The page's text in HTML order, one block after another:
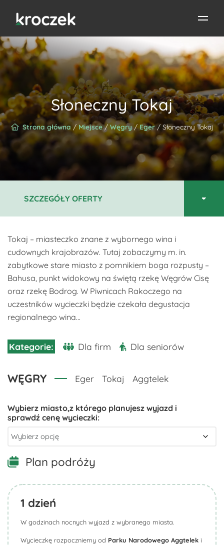
Słoneczny Tokaj
Strona główna/Miejsce/ Węgry/ Eger/ Słoneczny Tokaj
Tokaj – miasteczko znane z wybornego wina i
cudownych krajobrazów. Tutaj zobaczymy m. in.
zabytkowe stare miasto z pomnikiem boga rozpusty –
Bahusa, punkt widokowy na świętą rzekę Węgrów Cisę
oraz rzekę Bodrog. W Piwnicach Rakoczego na
uczestników wycieczki będzie czekała degustacja
regionalnego wina...
Dla firm Dla seniorów
WĘGRY Eger Tokaj Aggtelek
Plan podróży
1 dzień
W godzinach nocnych wyjazd z wybranego miasta.
Wycieczkę rozpoczniemy od Parku Narodowego Aggtelek i